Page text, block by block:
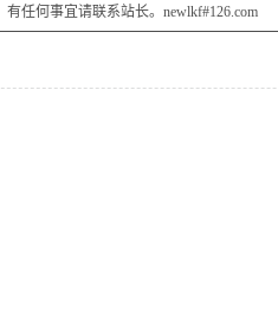
任何事宜请联系站长。newlkf#126.com